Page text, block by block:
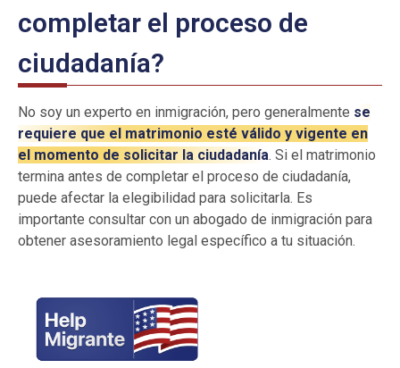
completar el proceso de
ciudadanía?
No soy un experto en inmigración, pero generalmente se
requiere que el matrimonio esté válido y vigente en
el momento de solicitar la ciudadanía. Si el matrimonio
termina antes de completar el proceso de ciudadanía,
puede afectar la elegibilidad para solicitarla. Es
importante consultar con un abogado de inmigración para
obtener asesoramiento legal específico a tu situación.